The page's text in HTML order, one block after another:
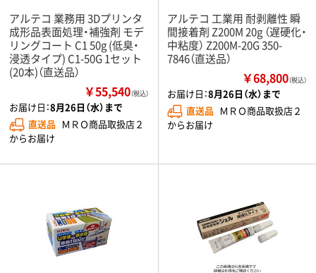
アルテコ 業務用 3Dプリンタ
成形品表面処理・補強剤 モデ
リングコート C1 50g (低臭・
浸透タイプ) C1-50G 1セット
(20本)（直送品）
￥55,540（税込）
お届け日：8月26日（水）まで
直送品 ＭＲＯ商品取扱店２
からお届け
アルテコ 工業用 耐剥離性 瞬
間接着剤 Z200M 20g （遅硬化・
中粘度） Z200M-20G 350-
7846（直送品）
￥68,800（税込）
お届け日：8月26日（水）まで
直送品 ＭＲＯ商品取扱店２
からお届け